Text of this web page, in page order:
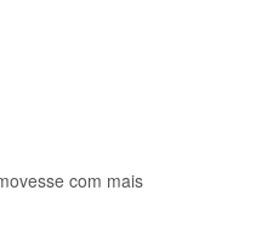
com mais